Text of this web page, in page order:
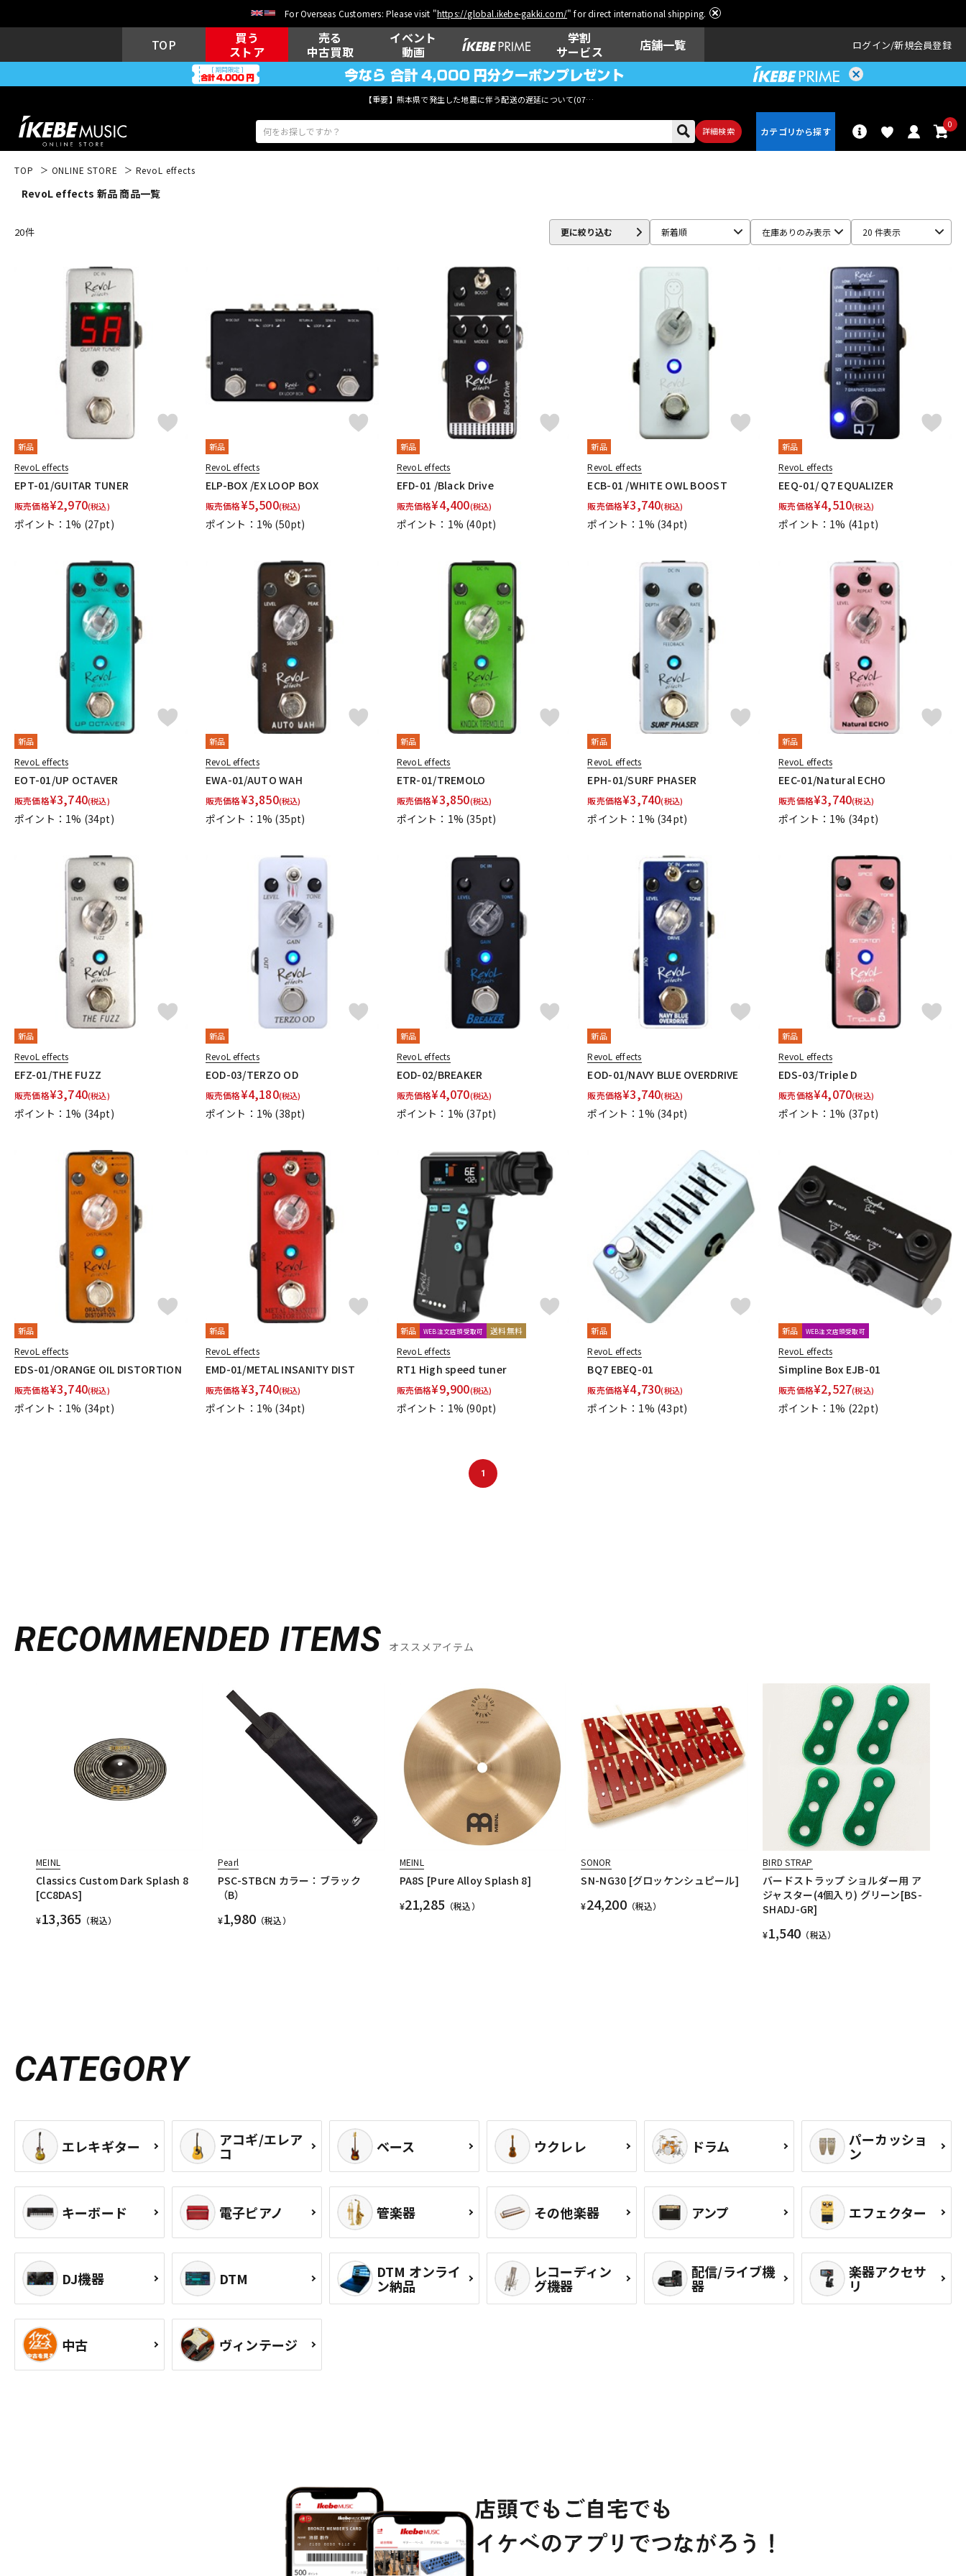
For Overseas Customers: Please visit "https://global.ikebe-gakki.com/" for direct international shipping.
TOP
買う
ストア
売る
中古買取
イベント
動画
学割
サービス
店舗一覧 ログイン 新規会員登録
【重要】熊本県で発生した地震に伴う配送の遅延について(07月29日
詳細検索
0
エレキギター
キーボード アンプ エフェクター
DJ機器 DTM オンラ 配信/ライブ
機器
楽器アクセサ
リ
中古 ヴィンテージ
TOP ONLINE STORE RevoL effects
RevoL effects 新品 商品一覧
20件 更に絞り込む 新着順 在庫ありのみ表示 20 件表示
新品
RevoL effects
EPT-01/GUITAR TUNER
販売価格¥2,970(税込)
ポイント：1% (27pt)
新品
RevoL effects
ELP-BOX /EX LOOP BOX
販売価格¥5,500(税込)
ポイント：1% (50pt)
新品
RevoL effects
EFD-01 /Black Drive
販売価格¥4,400(税込)
ポイント：1% (40pt)
新品
RevoL effects
ECB-01 /WHITE OWL BOOST
販売価格¥3,740(税込)
ポイント：1% (34pt)
新品
RevoL effects
EEQ-01/ Q7 EQUALIZER
販売価格¥4,510(税込)
ポイント：1% (41pt)
新品
RevoL effects
EOT-01/UP OCTAVER
販売価格¥3,740(税込)
ポイント：1% (34pt)
新品
RevoL effects
EWA-01/AUTO WAH
販売価格¥3,850(税込)
ポイント：1% (35pt)
新品
RevoL effects
ETR-01/TREMOLO
販売価格¥3,850(税込)
ポイント：1% (35pt)
新品
RevoL effects
EPH-01/SURF PHASER
販売価格¥3,740(税込)
ポイント：1% (34pt)
新品
RevoL effects
EEC-01/Natural ECHO
販売価格¥3,740(税込)
ポイント：1% (34pt)
新品
RevoL effects
EFZ-01/THE FUZZ
販売価格¥3,740(税込)
ポイント：1% (34pt)
新品
RevoL effects
EOD-03/TERZO OD
販売価格¥4,180(税込)
ポイント：1% (38pt)
新品
RevoL effects
EOD-02/BREAKER
販売価格¥4,070(税込)
ポイント：1% (37pt)
新品
RevoL effects
EOD-01/NAVY BLUE OVERDRIVE
販売価格¥3,740(税込)
ポイント：1% (34pt)
新品
RevoL effects
EDS-03/Triple D
販売価格¥4,070(税込)
ポイント：1% (37pt)
新品
RevoL effects
EDS-01/ORANGE OIL DISTORTION
販売価格¥3,740(税込)
ポイント：1% (34pt)
新品
RevoL effects
EMD-01/METAL INSANITY DIST
販売価格¥3,740(税込)
ポイント：1% (34pt)
新品 WEB注文店頭受取可 送料無料
RevoL effects
RT1 High speed tuner
販売価格¥9,900(税込)
ポイント：1% (90pt)
新品
RevoL effects
BQ7 EBEQ-01
販売価格¥4,730(税込)
ポイント：1% (43pt)
新品 WEB注文店頭受取可
RevoL effects
Simpline Box EJB-01
販売価格¥2,527(税込)
ポイント：1% (22pt)
1
RECOMMENDED ITEMS オススメアイテム
MEINL
Classics Custom Dark Splash 8
[CC8DAS]
¥13,365 （税込）
Pearl
PSC-STBCN カラー：ブラック
（B）
¥1,980 （税込）
MEINL
PA8S [Pure Alloy Splash 8]
¥21,285 （税込）
SONOR
SN-NG30 [グロッケンシュピール]
¥24,200（税込）
BIRD STRAP
バードストラップ ショルダー用 ア
ジャスター(4個入り) グリーン[BS-
SHADJ-GR]
¥1,540 （税込）
CATEGORY
エレキギター アコギ/エレア
コ ベース ウクレレ ドラム パーカッショ
ン
キーボード 電子ピアノ 管楽器 その他楽器 アンプ エフェクター
DJ機器 DTM DTM オンライ
ン納品
レコーディン
グ機器
配信/ライブ機
器
楽器アクセサ
リ
中古 ヴィンテージ